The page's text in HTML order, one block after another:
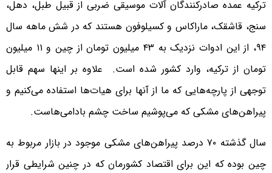
ترکیه عمده صادرکنندگان آلات موسیقی ضربی از قبیل طبل، دهل،
سنج، قاشقک، ماراکاس و کسیلوفون هستند که در شش ماهه سال
۹۴، از این ادوات نزدیک به ۴۳ میلیون تومان از چین و ۱۱ میلیون
تومان از ترکیه، وارد کشور شده است. علاوه بر اینها سهم قابل
توجهی از پارچه‌هایی که ما از آنها برای هیات‌ها استفاده می‌کنیم و
پیراهن‌های مشکی که می‌پوشیم ساخت چشم بادامی‌هاست.
سال گذشته ۷۰ درصد پیراهن‌های مشکی موجود در بازار مربوط به
چین بوده که این برای اقتصاد کشورمان که در چنین شرایطی قرار